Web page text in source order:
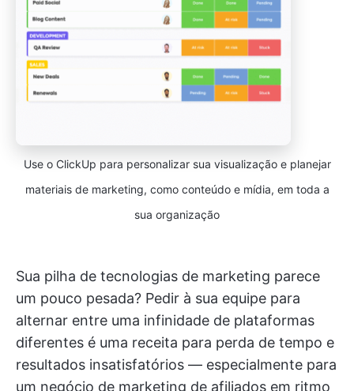
Use o ClickUp para personalizar sua visualização e planejar
materiais de marketing, como conteúdo e mídia, em toda a
sua organização
Sua pilha de tecnologias de marketing parece
um pouco pesada? Pedir à sua equipe para
alternar entre uma infinidade de plataformas
diferentes é uma receita para perda de tempo e
resultados insatisfatórios — especialmente para
um negócio de marketing de afiliados em ritmo